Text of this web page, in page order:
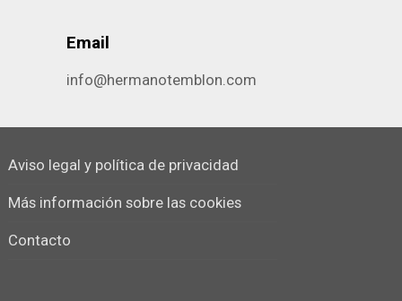
Email
info@hermanotemblon.com
Aviso legal y política de privacidad
Más información sobre las cookies
Contacto